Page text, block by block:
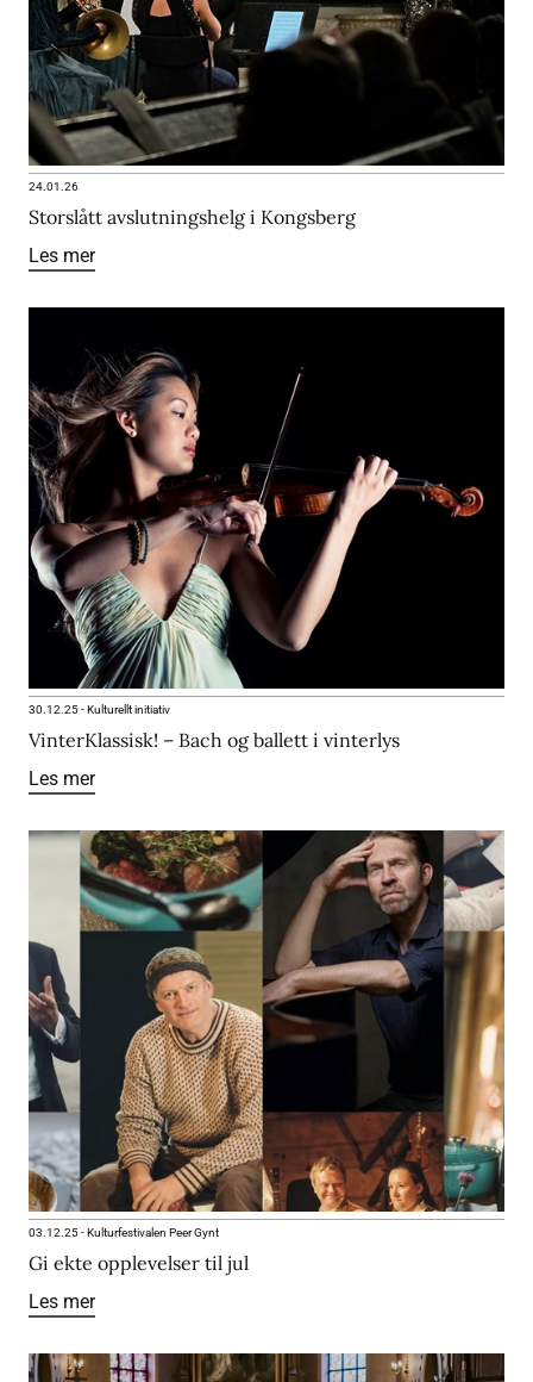
24.01.26
Storslått avslutningshelg i Kongsberg
Les mer
30.12.25-Kulturellt initiativ
VinterKlassisk! – Bach og ballett i vinterlys
Les mer
03.12.25-Kulturfestivalen Peer Gynt
Gi ekte opplevelser til jul
Les mer